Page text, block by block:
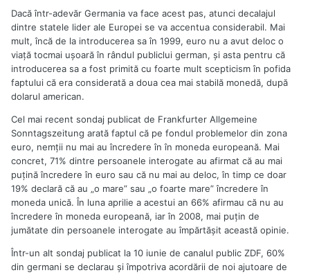
Dacă într-adevăr Germania va face acest pas, atunci decalajul
dintre statele lider ale Europei se va accentua considerabil. Mai
mult, încă de la introducerea sa în 1999, euro nu a avut deloc o
viaţă tocmai uşoară în rândul publiclui german, şi asta pentru că
introducerea sa a fost primită cu foarte mult scepticism în pofida
faptului că era considerată a doua cea mai stabilă monedă, după
dolarul american.
Cel mai recent sondaj publicat de Frankfurter Allgemeine
Sonntagszeitung arată faptul că pe fondul problemelor din zona
euro, nemţii nu mai au încredere în în moneda europeană. Mai
concret, 71% dintre persoanele interogate au afirmat că au mai
puţină încredere în euro sau că nu mai au deloc, în timp ce doar
19% declară că au „o mare” sau „o foarte mare” încredere în
moneda unică. În luna aprilie a acestui an 66% afirmau că nu au
încredere în moneda europeană, iar în 2008, mai puţin de
jumătate din persoanele interogate au împărtăşit această opinie.
Într-un alt sondaj publicat la 10 iunie de canalul public ZDF, 60%
din germani se declarau şi împotriva acordării de noi ajutoare de